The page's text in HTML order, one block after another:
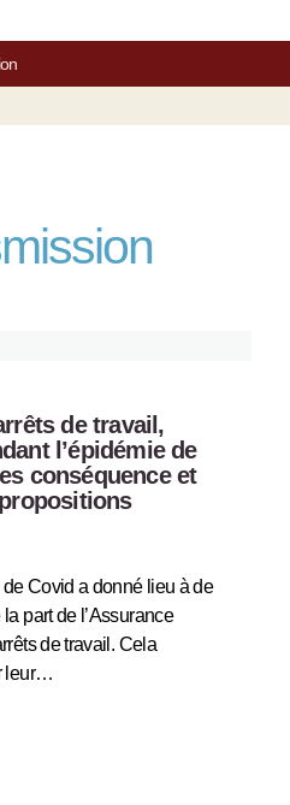
de travail,
l’épidémie de
conséquence et
de Covid a donné lieu à de
part de l’Assurance
de travail. Cela
leur…